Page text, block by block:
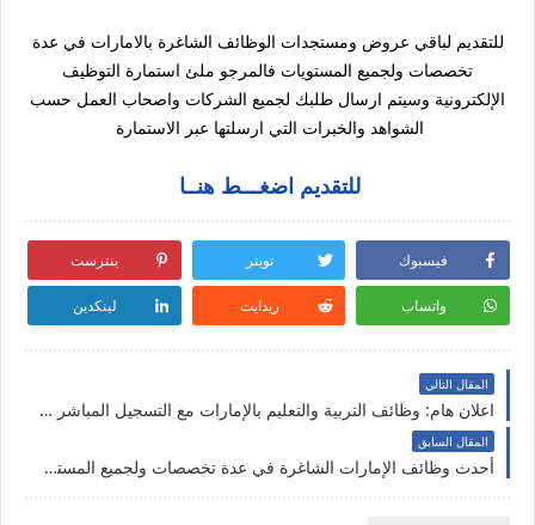
للتقديم لباقي عروض ومستجدات الوظائف الشاغرة بالامارات في عدة
تخصصات ولجميع المستويات فالمرجو ملئ استمارة التوظيف
الإلكترونية وسيتم ارسال طلبك لجميع الشركات واصحاب العمل حسب
الشواهد والخبرات التي ارسلتها عبر الاستمارة
للتقديم اضغـــط هنــا
فيسبوك تويتر بنترست
واتساب ريدايت لينكدين
المقال التالي
اعلان هام: وظائف التربية والتعليم بالإمارات مع التسجيل المباشر لشهر دجنبر 2020
المقال السابق
أحدث وظائف الإمارات الشاغرة في عدة تخصصات ولجميع المستويات 2020-2021